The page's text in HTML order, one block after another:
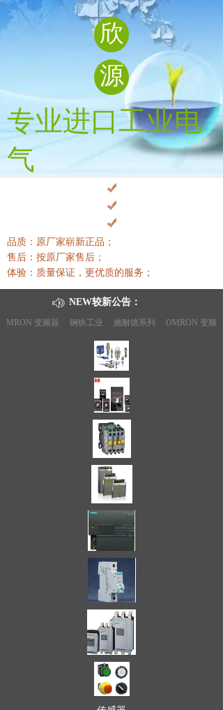
源
品质：原厂家崭新正品；
售后：按原厂家售后 ；
体验：质量保证，更优质的服务 ；
专业进口工业电
气
欣
变频器 钢铁工业 施耐德系列 OMRON 变频器
NEW较新公告：